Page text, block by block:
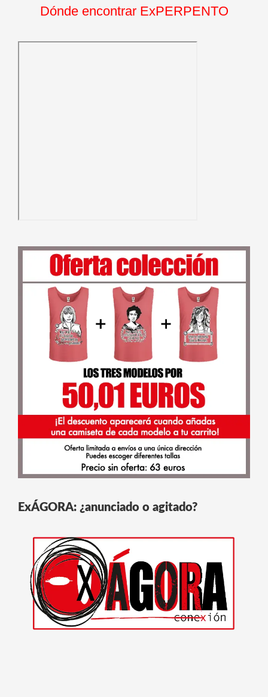
Dónde encontrar ExPERPENTO
ExÁGORA: ¿anunciado o agitado?